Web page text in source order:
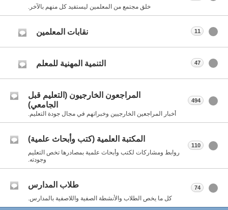
خلق مجتمع من المعلمين ليستفيد كل منهم بالآخر.
نقابات المعلمين 11
التنمية المهنية للمعلم 47
المراجعون الخارجيون (التعليم قبل
الجامعي)
أخبار المراجعين الخارجيين وخبراتهم في مجال جودة التعليم.
494
المكتبة العلمية (كتب وأبحاث علمية)
روابط ومشاركات لكتب وأبحاث علمية بمصادرها تخص التعليم
وجودته.
110
طلاب المدارس
كل ما يخص الطلاب والأنشطة الصفية واللاصفية بالمدارس.
74